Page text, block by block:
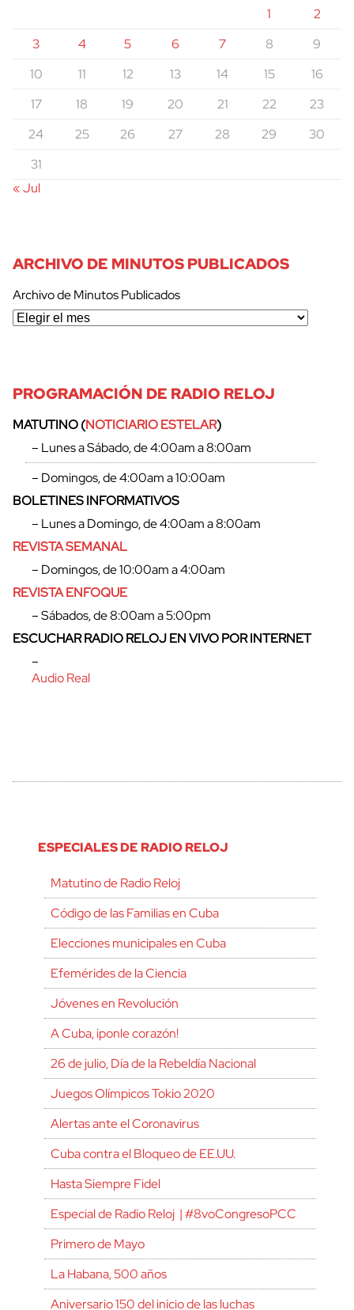
1
2
3
4 5 6 7 8
9
10
11 12 13 14 15
16
17
18 19 20 21 22
23
24
25 26 27 28 29
30
31
« Jul
ARCHIVO DE MINUTOS PUBLICADOS
Archivo de Minutos Publicados
PROGRAMACIÓN DE RADIO RELOJ
MATUTINO (NOTICIARIO ESTELAR)
– Lunes a Sábado, de 4:00am a 8:00am
– Domingos, de 4:00am a 10:00am
BOLETINES INFORMATIVOS
– Lunes a Domingo, de 4:00am a 8:00am
REVISTA SEMANAL
– Domingos, de 10:00am a 4:00am
REVISTA ENFOQUE
– Sábados, de 8:00am a 5:00pm
ESCUCHAR RADIO RELOJ EN VIVO POR INTERNET
–
Audio Real
ESPECIALES DE RADIO RELOJ
Matutino de Radio Reloj
Código de las Familias en Cuba
Elecciones municipales en Cuba
Efemérides de la Ciencia
Jóvenes en Revolución
A Cuba, ¡ponle corazón!
26 de julio, Día de la Rebeldía Nacional
Juegos Olímpicos Tokio 2020
Alertas ante el Coronavirus
Cuba contra el Bloqueo de EE.UU.
Hasta Siempre Fidel
Especial de Radio Reloj | #8voCongresoPCC
Primero de Mayo
La Habana, 500 años
Aniversario 150 del inicio de las luchas